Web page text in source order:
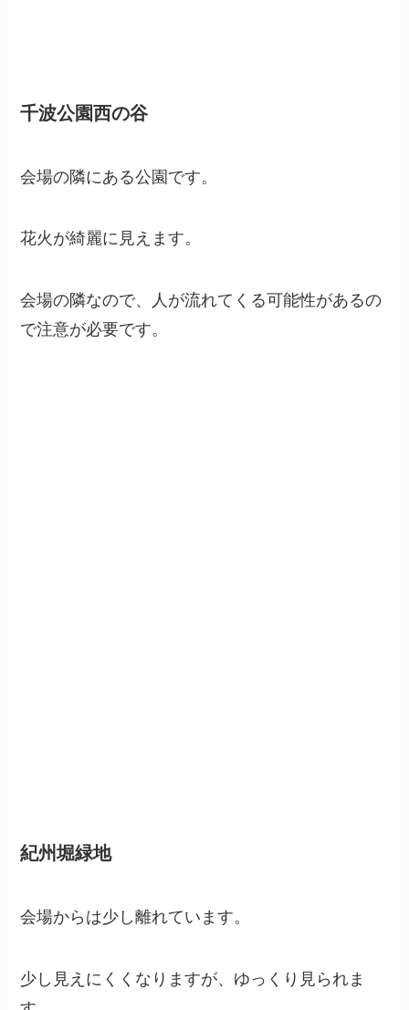
千波公園西の谷
会場の隣にある公園です。
花火が綺麗に見えます。
会場の隣なので、人が流れてくる可能性があるの
で注意が必要です。
紀州堀緑地
会場からは少し離れています。
少し見えにくくなりますが、ゆっくり見られま